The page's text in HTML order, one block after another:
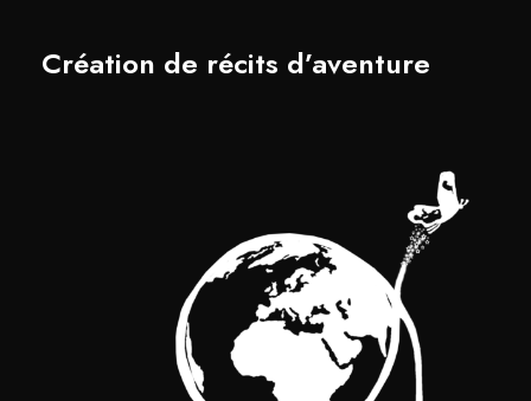
Création de récits d’aventure